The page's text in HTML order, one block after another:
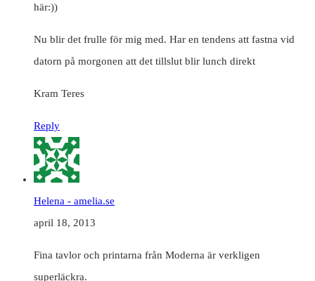
här:))
Nu blir det frulle för mig med. Har en tendens att fastna vid
datorn på morgonen att det tillslut blir lunch direkt
Kram Teres
Reply
Helena - amelia.se
april 18, 2013
Fina tavlor och printarna från Moderna är verkligen
superläckra.